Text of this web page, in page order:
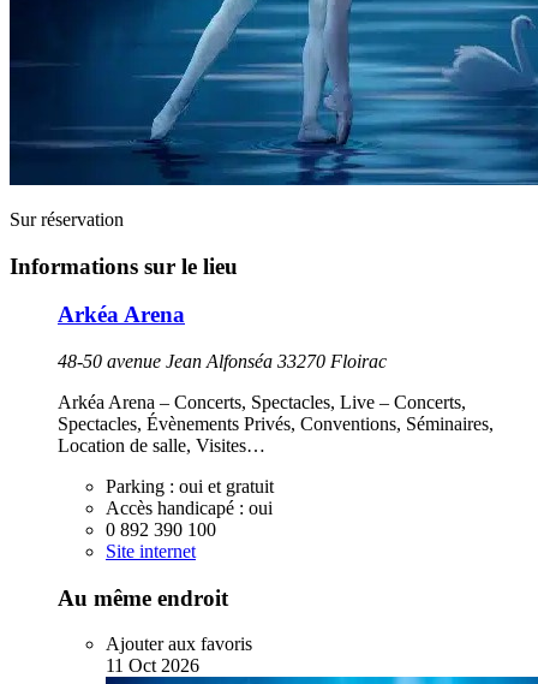
Sur réservation
Informations sur le lieu
Arkéa Arena
48-50 avenue Jean Alfonséa 33270 Floirac
Arkéa Arena – Concerts, Spectacles, Live – Concerts,
Spectacles, Évènements Privés, Conventions, Séminaires,
Location de salle, Visites…
Parking : oui et gratuit
Accès handicapé : oui
0 892 390 100
Site internet
Au même endroit
Ajouter aux favoris
11 Oct 2026